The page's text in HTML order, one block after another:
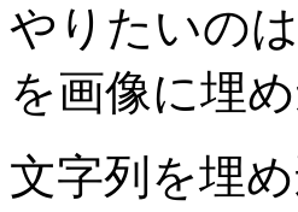
やりたいの
を画像に埋
文字列を埋